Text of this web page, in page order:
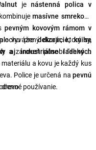
je nástenná polica v
masívne smrekové
pevným kovovým rámom v
vyvážený dizajn, ktorý sa
aj industriálne ladených
plochu predekorácie, knihy,
a zároveň pôsobí ľahko a
a kovu je každý kus
Police je určená na pevnú
používanie.
drevo